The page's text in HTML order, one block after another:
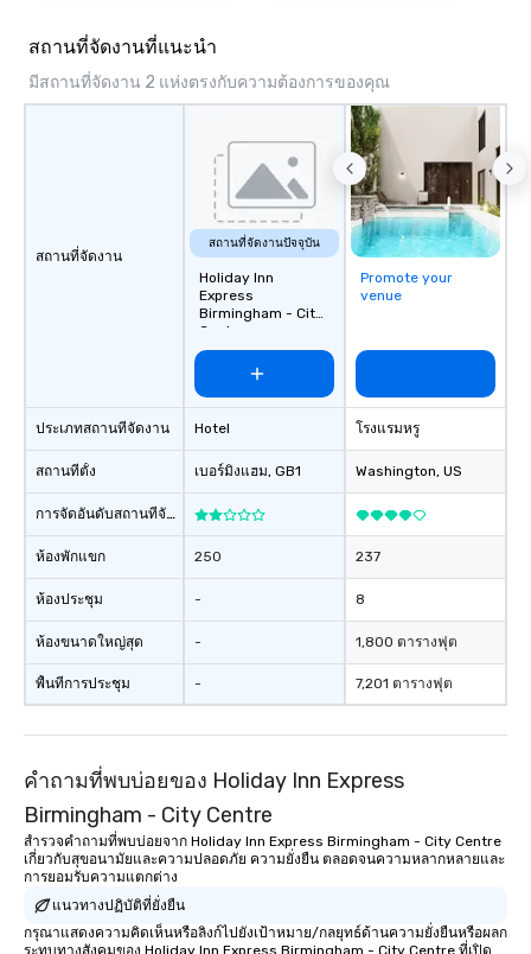
สถานที่จัดงานที่แนะนำ
มีสถานที่จัดงาน 2 แห่งตรงกับความต้องการของคุณ
สถานที่จัดงาน
ประเภทสถานที่จัดงาน
สถานที่ตั้ง
การจัดอันดับสถานที่จัดงาน
ห้องพักแขก
ห้องประชุม
ห้องขนาดใหญ่สุด
พื้นที่การประชุม
สถานที่จัดงานปัจจุบัน
Holiday Inn
Express
Birmingham - City
Centre
Hotel
เบอร์มิงแฮม, GB1
250
-
-
-
Promote your
venue
โรงแรมหรู
Washington, US
237
8
1,800 ตารางฟุต
7,201 ตารางฟุต
คำถามที่พบบ่อยของ Holiday Inn Express
Birmingham - City Centre
สำรวจคำถามที่พบบ่อยจาก Holiday Inn Express Birmingham - City Centre
เกี่ยวกับสุขอนามัยและความปลอดภัย ความยั่งยืน ตลอดจนความหลากหลายและ
การยอมรับความแตกต่าง
แนวทางปฏิบัติที่ยั่งยืน
กรุณาแสดงความคิดเห็นหรือลิงก์ไปยังเป้าหมาย/กลยุทธ์ด้านความยั่งยืนหรือผลก
ระทบทางสังคมของ Holiday Inn Express Birmingham - City Centre ที่เปิด